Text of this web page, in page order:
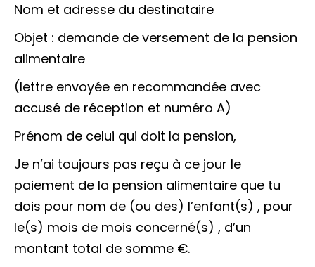
Nom et adresse du destinataire
Objet : demande de versement de la pension
alimentaire
(lettre envoyée en recommandée avec
accusé de réception et numéro A)
Prénom de celui qui doit la pension,
Je n’ai toujours pas reçu à ce jour le
paiement de la pension alimentaire que tu
dois pour nom de (ou des) l’enfant(s) , pour
le(s) mois de mois concerné(s) , d’un
montant total de somme €.